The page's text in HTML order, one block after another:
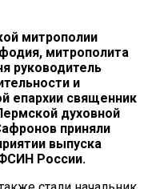
митрополии
митрополита
руководитель
и
епархии священник
духовной
приняли
выпуска
России.